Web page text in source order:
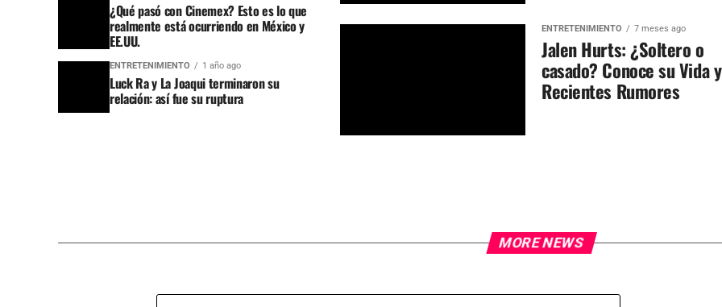
ENTRETENIMIENTO 7 meses ago
Jalen Hurts: ¿Soltero o
casado? Conoce su Vida y
Recientes Rumores
¿Qué pasó con Cinemex? Esto es lo que
realmente está ocurriendo en México y
EE.UU.
ENTRETENIMIENTO 1 año ago
Luck Ra y La Joaqui terminaron su
relación: así fue su ruptura
MORE NEWS